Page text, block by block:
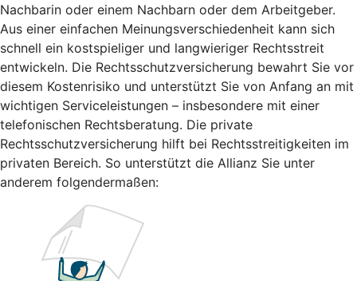
Nachbarin oder einem Nachbarn oder dem Arbeitgeber.
Aus einer einfachen Meinungsverschiedenheit kann sich
schnell ein kostspieliger und langwieriger Rechtsstreit
entwickeln. Die Rechtsschutzversicherung bewahrt Sie vor
diesem Kostenrisiko und unterstützt Sie von Anfang an mit
wichtigen Serviceleistungen – insbesondere mit einer
telefonischen Rechtsberatung. Die private
Rechtsschutzversicherung hilft bei Rechtsstreitigkeiten im
privaten Bereich. So unterstützt die Allianz Sie unter
anderem folgendermaßen: